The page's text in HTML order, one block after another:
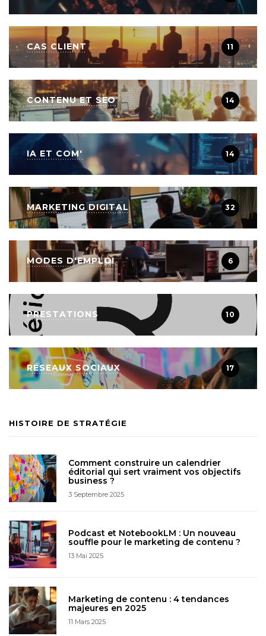
CAS CLIENT 11
CONTENU ET SEO 14
IA ET COM' 14
MARKETING DIGITAL 32
MODES D'EMPLOI 6
PRESTATIONS 10
RÉSEAUX SOCIAUX 17
HISTOIRE DE STRATÉGIE
Comment construire un calendrier
éditorial qui sert vraiment vos objectifs
business ?
3 Septembre 2025
Podcast et NotebookLM : Un nouveau
souffle pour le marketing de contenu ?
13 Mai 2025
Marketing de contenu : 4 tendances
majeures en 2025
11 Mars 2025